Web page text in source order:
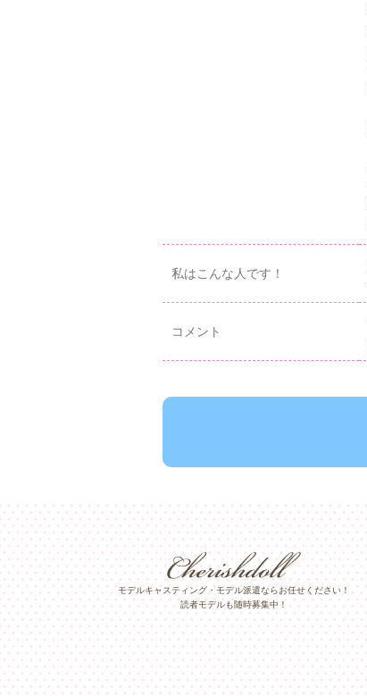
私はこんな人です！
コメント
モデルキャスティング・モデル派遣ならお任せください！
読者モデルも随時募集中！